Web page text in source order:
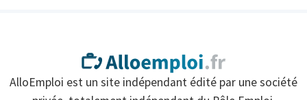
AlloEmploi est un site indépendant édité par une société